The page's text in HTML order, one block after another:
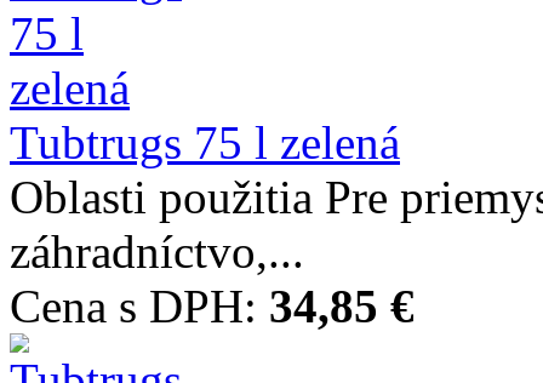
Tubtrugs 75 l zelená
Oblasti použitia Pre
záhradníctvo,...
Cena s DPH: 34,85 €